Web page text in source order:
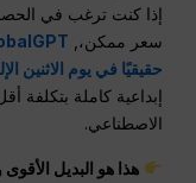
سعر ممكن،,
حقيقيًا في يوم الاثنين
إبداعية كاملة بتكلفة
الاصطناعي.